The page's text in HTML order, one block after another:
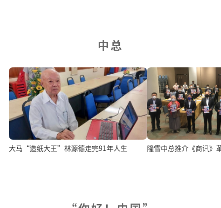
中总
大马“造纸大王”林源德走完91年人生 隆雪中总推介《商讯》